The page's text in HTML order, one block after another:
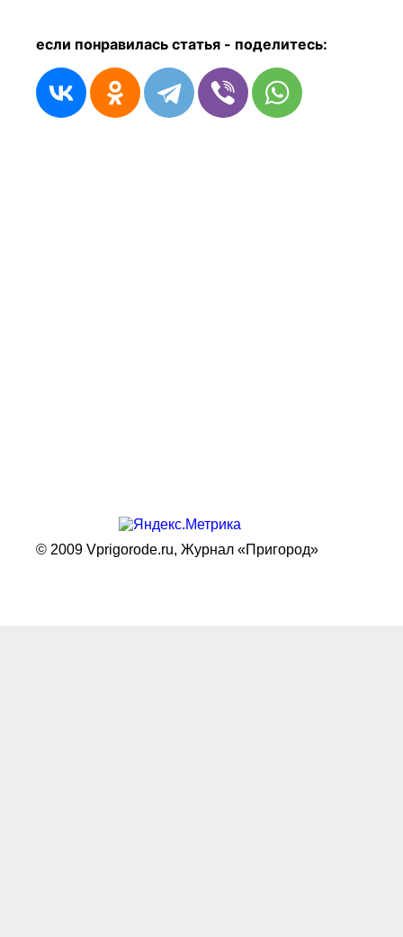
если понравилась статья - поделитесь:
© 2009 Vprigorode.ru, Журнал «Пригород»